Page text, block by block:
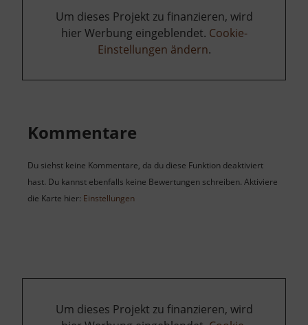
Um dieses Projekt zu finanzieren, wird
hier Werbung eingeblendet. Cookie-
Einstellungen ändern.
Kommentare
Du siehst keine Kommentare, da du diese Funktion deaktiviert
hast. Du kannst ebenfalls keine Bewertungen schreiben. Aktiviere
die Karte hier: Einstellungen
Um dieses Projekt zu finanzieren, wird